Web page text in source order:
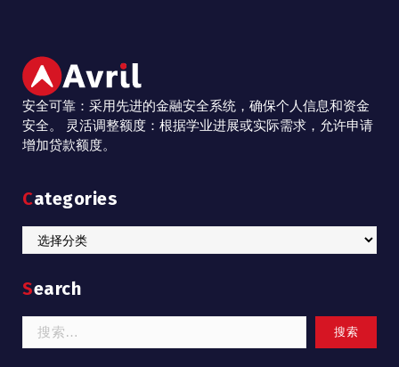
安全可靠：采用先进的金融安全系统，确保个人信息和资金
安全。 灵活调整额度：根据学业进展或实际需求，允许申请
增加贷款额度。
Categories
Categories
Search
索：